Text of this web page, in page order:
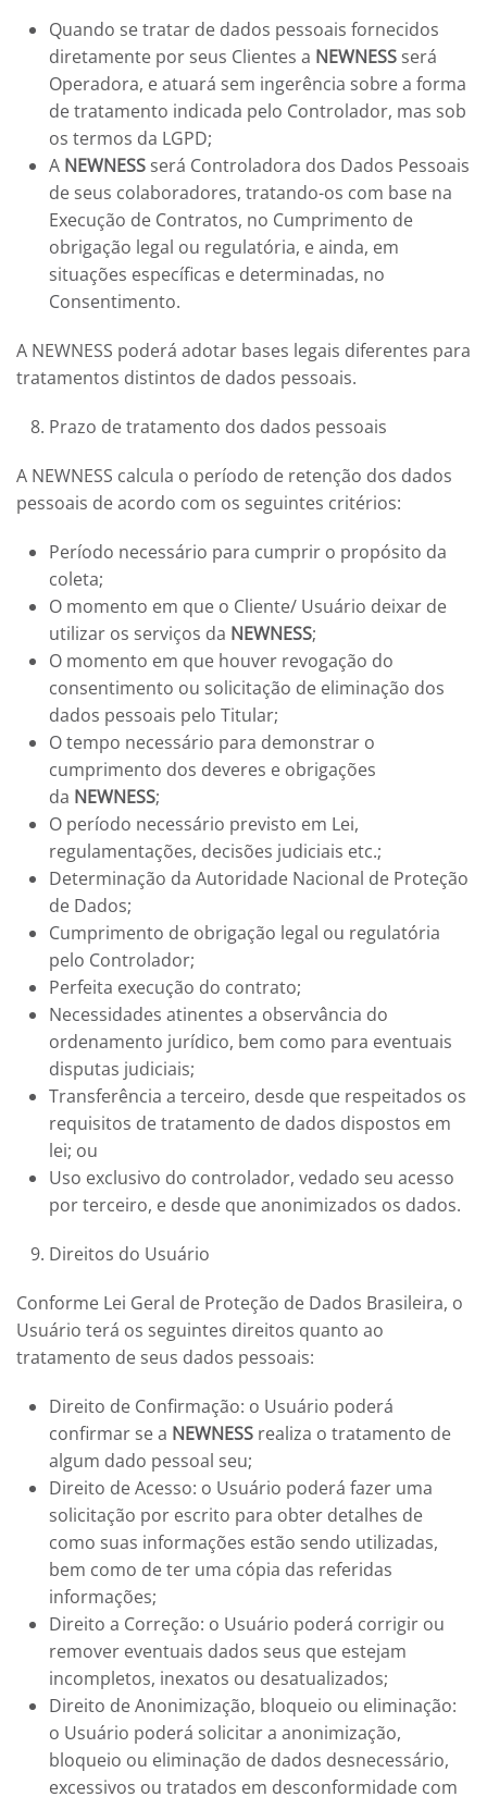
Quando se tratar de dados pessoais fornecidos
diretamente por seus Clientes a NEWNESS será
Operadora, e atuará sem ingerência sobre a forma
de tratamento indicada pelo Controlador, mas sob
os termos da LGPD;
A NEWNESS será Controladora dos Dados Pessoais
de seus colaboradores, tratando-os com base na
Execução de Contratos, no Cumprimento de
obrigação legal ou regulatória, e ainda, em
situações específicas e determinadas, no
Consentimento.
A NEWNESS poderá adotar bases legais diferentes para
tratamentos distintos de dados pessoais.
Prazo de tratamento dos dados pessoais
A NEWNESS calcula o período de retenção dos dados
pessoais de acordo com os seguintes critérios:
Período necessário para cumprir o propósito da
coleta;
O momento em que o Cliente/ Usuário deixar de
utilizar os serviços da NEWNESS;
O momento em que houver revogação do
consentimento ou solicitação de eliminação dos
dados pessoais pelo Titular;
O tempo necessário para demonstrar o
cumprimento dos deveres e obrigações
da NEWNESS;
O período necessário previsto em Lei,
regulamentações, decisões judiciais etc.;
Determinação da Autoridade Nacional de Proteção
de Dados;
Cumprimento de obrigação legal ou regulatória
pelo Controlador;
Perfeita execução do contrato;
Necessidades atinentes a observância do
ordenamento jurídico, bem como para eventuais
disputas judiciais;
Transferência a terceiro, desde que respeitados os
requisitos de tratamento de dados dispostos em
lei; ou
Uso exclusivo do controlador, vedado seu acesso
por terceiro, e desde que anonimizados os dados.
Direitos do Usuário
Conforme Lei Geral de Proteção de Dados Brasileira, o
Usuário terá os seguintes direitos quanto ao
tratamento de seus dados pessoais:
Direito de Confirmação: o Usuário poderá
confirmar se a NEWNESS realiza o tratamento de
algum dado pessoal seu;
Direito de Acesso: o Usuário poderá fazer uma
solicitação por escrito para obter detalhes de
como suas informações estão sendo utilizadas,
bem como de ter uma cópia das referidas
informações;
Direito a Correção: o Usuário poderá corrigir ou
remover eventuais dados seus que estejam
incompletos, inexatos ou desatualizados;
Direito de Anonimização, bloqueio ou eliminação:
o Usuário poderá solicitar a anonimização,
bloqueio ou eliminação de dados desnecessário,
excessivos ou tratados em desconformidade com